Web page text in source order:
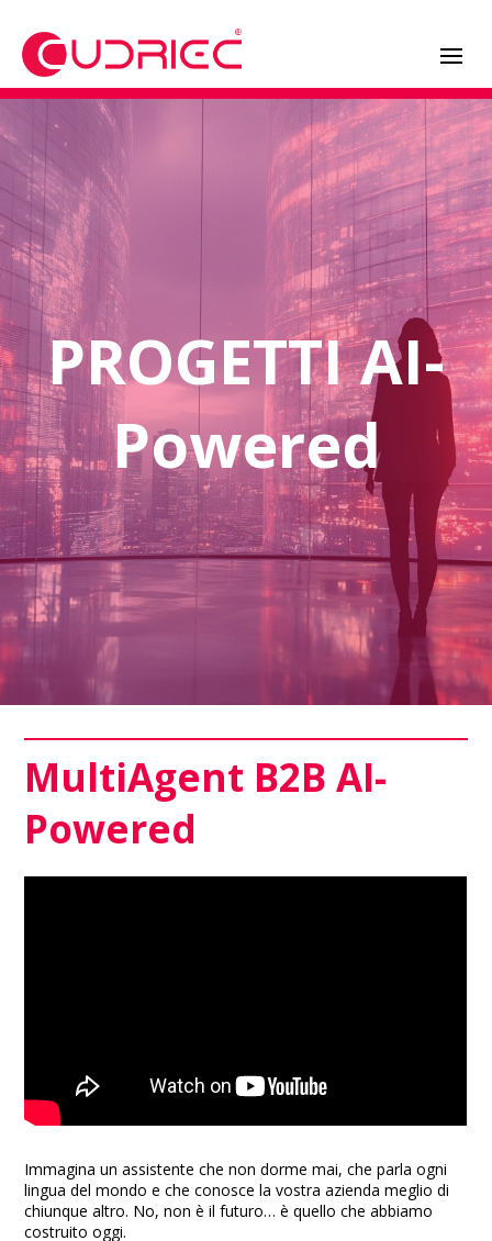
PROGETTI AI-
Powered
MultiAgent B2B AI-
Powered
Immagina un assistente che non dorme mai, che parla ogni
lingua del mondo e che conosce la vostra azienda meglio di
chiunque altro. No, non è il futuro… è quello che abbiamo
costruito oggi.